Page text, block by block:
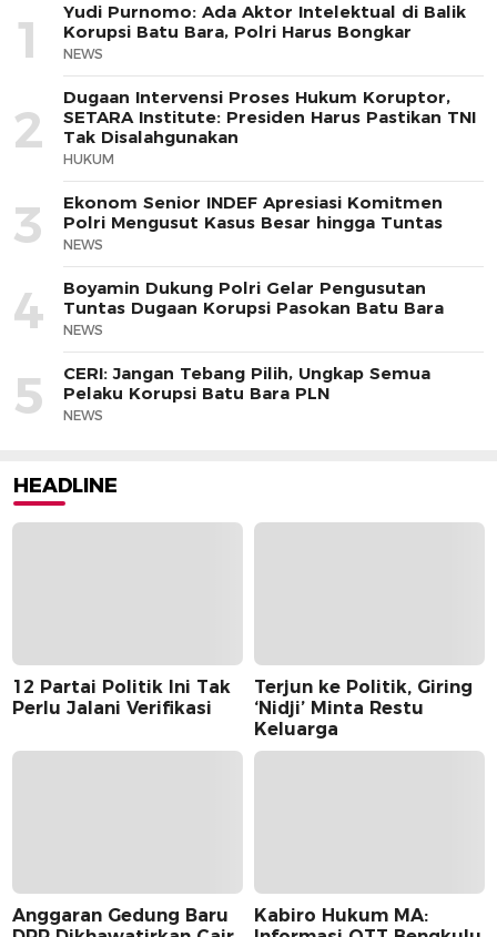
1
Yudi Purnomo: Ada Aktor Intelektual di Balik
Korupsi Batu Bara, Polri Harus Bongkar
NEWS
2
Dugaan Intervensi Proses Hukum Koruptor,
SETARA Institute: Presiden Harus Pastikan TNI
Tak Disalahgunakan
HUKUM
3
Ekonom Senior INDEF Apresiasi Komitmen
Polri Mengusut Kasus Besar hingga Tuntas
NEWS
4
Boyamin Dukung Polri Gelar Pengusutan
Tuntas Dugaan Korupsi Pasokan Batu Bara
NEWS
5
CERI: Jangan Tebang Pilih, Ungkap Semua
Pelaku Korupsi Batu Bara PLN
NEWS
HEADLINE
12 Partai Politik Ini Tak
Perlu Jalani Verifikasi
Terjun ke Politik, Giring
‘Nidji’ Minta Restu
Keluarga
Anggaran Gedung Baru
Kabiro Hukum MA: